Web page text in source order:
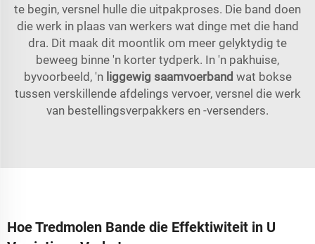
te begin, versnel hulle die uitpakproses. Die band doen
die werk in plaas van werkers wat dinge met die hand
dra. Dit maak dit moontlik om meer gelyktydig te
beweeg binne 'n korter tydperk. In 'n pakhuise,
byvoorbeeld, 'n liggewig saamvoerband wat bokse
tussen verskillende afdelings vervoer, versnel die werk
van bestellingsverpakkers en -versenders.
Hoe Tredmolen Bande die Effektiwiteit in U